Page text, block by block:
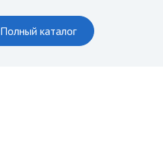
Полный каталог